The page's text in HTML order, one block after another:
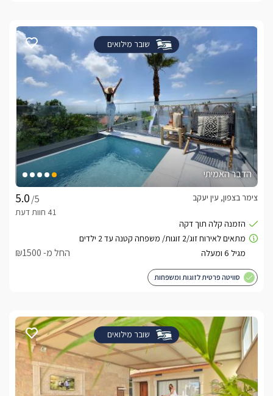
שובר מילואים
הדבר האמיתי
/5
צימר בצפון, עין יעקב
החל מ- ₪1500
סוויטה פרטית לזוגות ומשפחות
שובר מילואים